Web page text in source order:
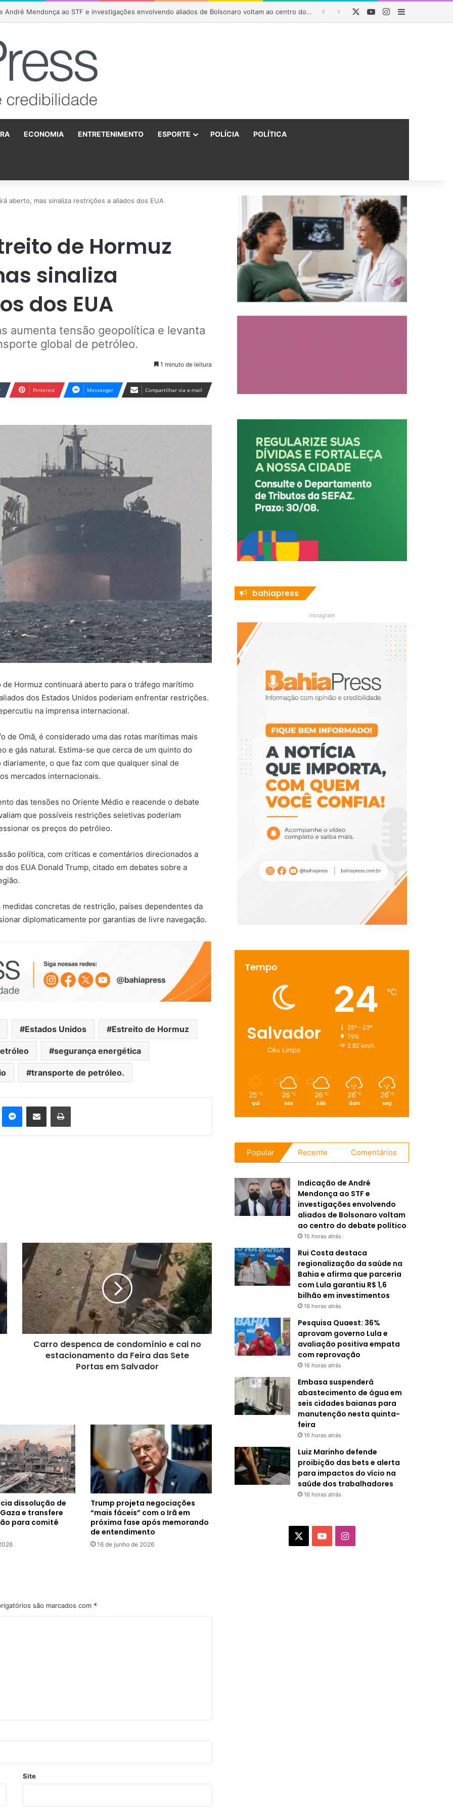
Rui Costa destaca regionalização da saúde na Bahia e afirma que parceria com Lula garantiu R$ 1,6 bilhão em investimentos YouTubeInstagram
ECONOMIA ENTRETENIMENTO ESPORTE POLÍCIA POLÍTICA
aberto, mas sinaliza restrições a aliados dos EUA
de Hormuz
sinaliza
dos EUA
aumenta tensão geopolítica e levanta
global de petróleo.
1 minuto de leitura
Pinterest Messenger Compartilhar via e-mail
Hormuz continuará aberto para o tráfego marítimo
dos Estados Unidos poderiam enfrentar restrições.
na imprensa internacional.
Omã, é considerado uma das rotas marítimas mais
e gás natural. Estima-se que cerca de um quinto do
o que faz com que qualquer sinal de
mercados internacionais.
das tensões no Oriente Médio e reacende o debate
que possíveis restrições seletivas poderiam
os preços do petróleo.
política, com críticas e comentários direcionados a
EUA Donald Trump, citado em debates sobre a
concretas de restrição, países dependentes da
diplomaticamente por garantias de livre navegação.
Estados Unidos Estreito de Hormuz
segurança energética
transporte de petróleo.
Carro despenca de condomínio e cai no
estacionamento da Feira das Sete
Portas em Salvador
dissolução de
e transfere
para comitê
Trump projeta negociações
“mais fáceis” com o Irã em
próxima fase após memorando
de entendimento
16 de junho de 2026
são marcados com *
Site
bahiapress
instagram
Tempo
Salvador
Céu Limpo
24 ℃
25º - 23º
79%
2.82 km/h
25 ℃
qui
26 ℃
sex
26 ℃
sáb
26 ℃
dom
26 ℃
seg
Popular Recente Comentários
Indicação de André
Mendonça ao STF e
investigações envolvendo
aliados de Bolsonaro voltam
ao centro do debate político
15 horas atrás
Rui Costa destaca
regionalização da saúde na
Bahia e afirma que parceria
com Lula garantiu R$ 1,6
bilhão em investimentos
16 horas atrás
Pesquisa Quaest: 36%
aprovam governo Lula e
avaliação positiva empata
com reprovação
16 horas atrás
Embasa suspenderá
abastecimento de água em
seis cidades baianas para
manutenção nesta quinta-
feira
16 horas atrás
Luiz Marinho defende
proibição das bets e alerta
para impactos do vício na
saúde dos trabalhadores
16 horas atrás
Y
I